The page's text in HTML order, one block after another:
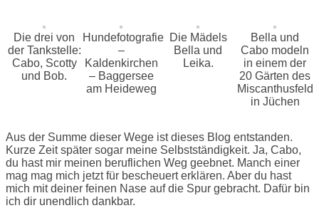
Die drei von
der Tankstelle:
Cabo, Scotty
und Bob.
Hundefotografie
–
Kaldenkirchen
– Baggersee
am Heideweg
Die Mädels
Bella und
Leika.
Bella und
Cabo modeln
in einem der
20 Gärten des
Miscanthusfeld
in Jüchen
Aus der Summe dieser Wege ist dieses Blog entstanden.
Kurze Zeit später sogar meine Selbstständigkeit. Ja, Cabo,
du hast mir meinen beruflichen Weg geebnet. Manch einer
mag mag mich jetzt für bescheuert erklären. Aber du hast
mich mit deiner feinen Nase auf die Spur gebracht. Dafür bin
ich dir unendlich dankbar.